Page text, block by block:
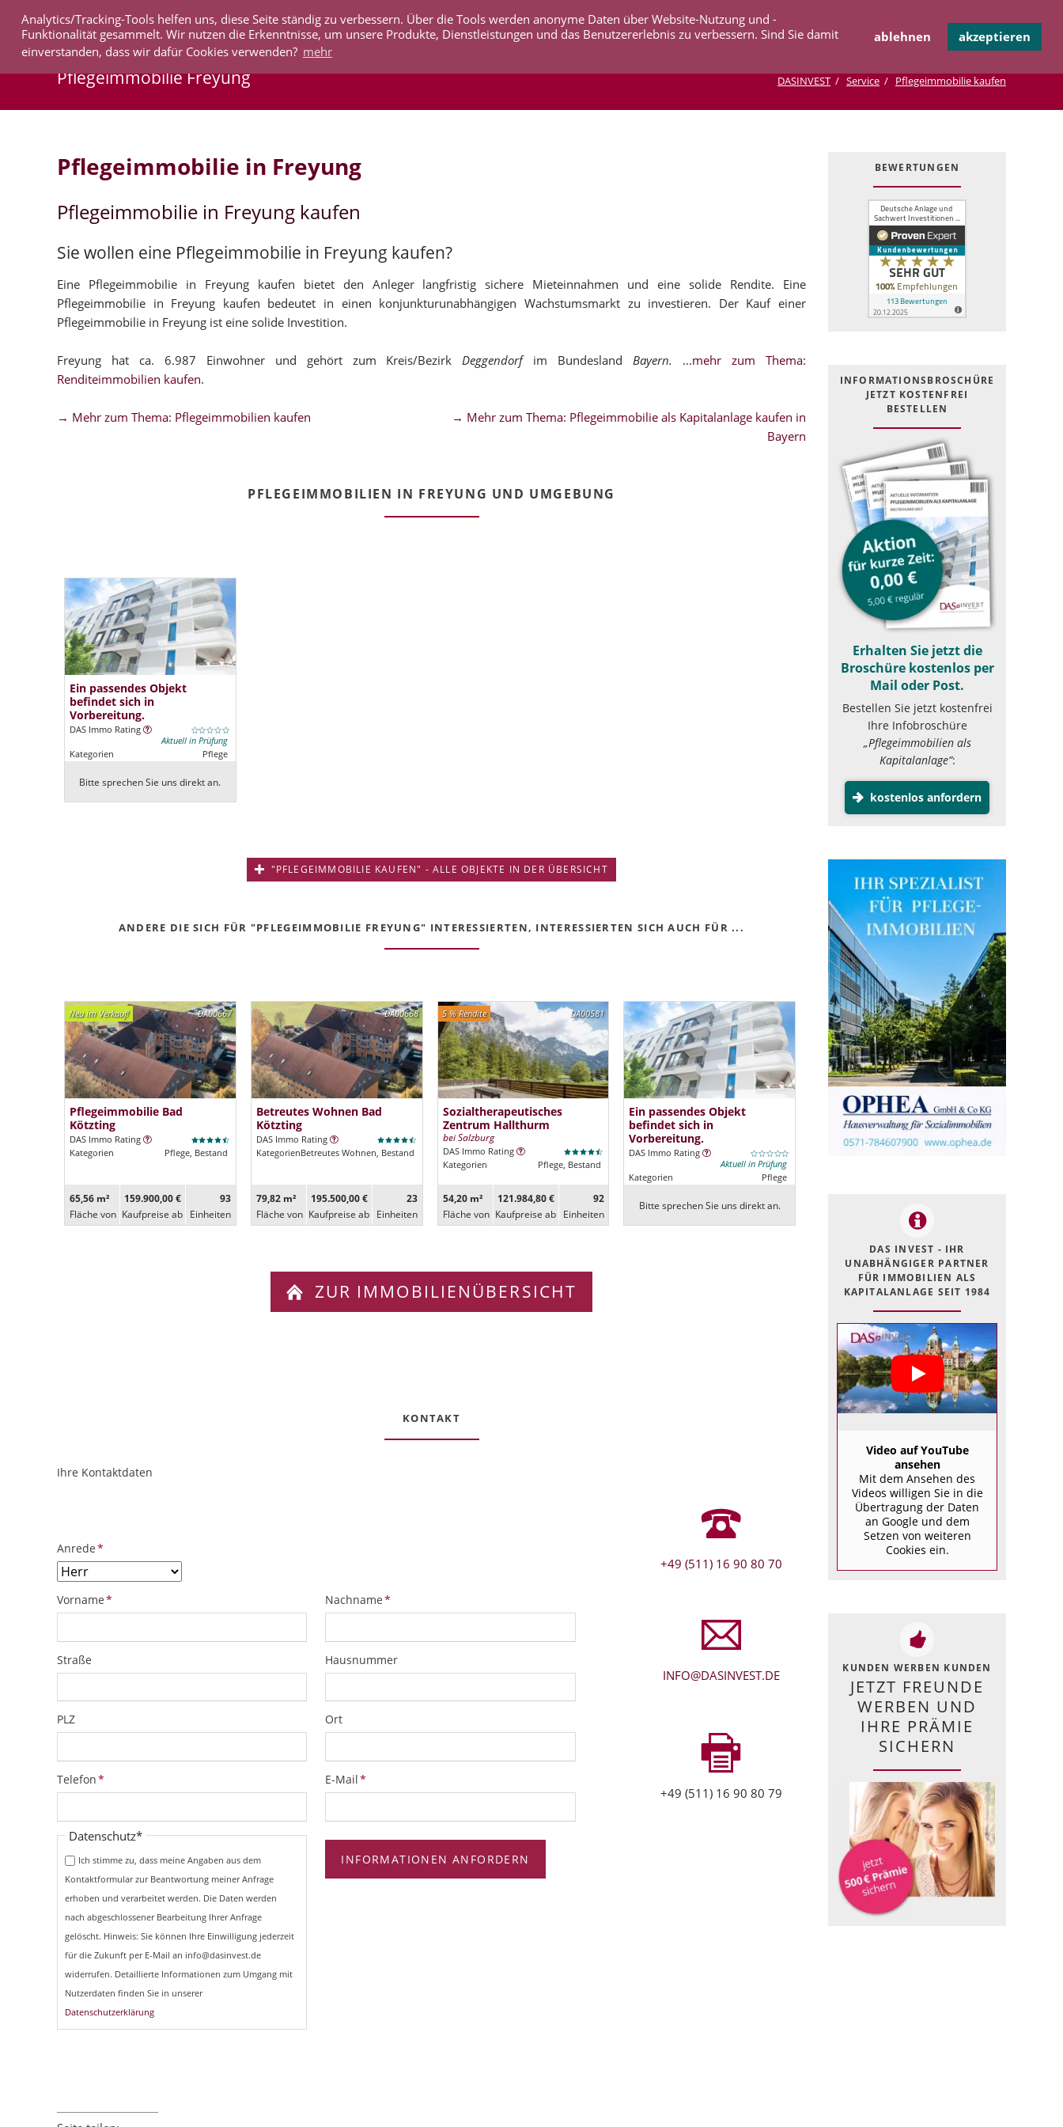
Analytics/Tracking-Tools helfen uns, diese Seite ständig zu verbessern. Über die Tools werden anonyme Daten über Website-Nutzung und -
Funktionalität gesammelt. Wir nutzen die Erkenntnisse, um unsere Produkte, Dienstleistungen und das Benutzererlebnis zu verbessern. Sind Sie damit
einverstanden, dass wir dafür Cookies verwenden? mehr
ablehnen akzeptieren
überspringen
IMMOBILIEN AKTUELLES UNTERNEHMEN SERVICE KOOPERATION KONTAKT
Pflegeimmobilie Freyung DASINVEST Service Pflegeimmobilie kaufen
Pflegeimmobilie in Freyung
Pflegeimmobilie in Freyung kaufen
Sie wollen eine Pflegeimmobilie in Freyung kaufen?
Eine Pflegeimmobilie in Freyung kaufen bietet den Anleger langfristig sichere Mieteinnahmen und eine solide Rendite. Eine
Pflegeimmobilie in Freyung kaufen bedeutet in einen konjunkturunabhängigen Wachstumsmarkt zu investieren. Der Kauf einer
Pflegeimmobilie in Freyung ist eine solide Investition.
Freyung hat ca. 6.987 Einwohner und gehört zum Kreis/BezirkDeggendorfim BundeslandBayern. ...mehr zum Thema:
Renditeimmobilien kaufen.
→ Mehr zum Thema: Pflegeimmobilien kaufen
→ Mehr zum Thema: Pflegeimmobilie als Kapitalanlage kaufen in
Bayern
PFLEGEIMMOBILIEN IN FREYUNG UND UMGEBUNG
Ein passendes Objekt
befindet sich in
Vorbereitung.
DAS Immo Rating
Aktuell in Prüfung
Kategorien
Pflege
Bitte sprechen Sie uns direkt an.
"PFLEGEIMMOBILIE KAUFEN" - ALLE OBJEKTE IN DER ÜBERSICHT
ANDERE DIE SICH FÜR "PFLEGEIMMOBILIE FREYUNG" INTERESSIERTEN, INTERESSIERTEN SICH AUCH FÜR ...
DA00667
Neu im Verkauf!
Pflegeimmobilie Bad
Kötzting
DAS Immo Rating
Kategorien
Pflege, Bestand
65,56 m²
Fläche von
159.900,00 €
Kaufpreise ab
93
Ein­heiten
DA00668
Betreutes Wohnen Bad
Kötzting
DAS Immo Rating
KategorienBetreutes Wohnen, Bestand
79,82 m²
Fläche von
195.500,00 €
Kaufpreise ab
23
Ein­heiten
DA00581
5 % Rendite
Sozialtherapeutisches
Zentrum Hallthurm
bei Salzburg
DAS Immo Rating
Kategorien
Pflege, Bestand
54,20 m²
Fläche von
121.984,80 €
Kaufpreise ab
92
Ein­heiten
Ein passendes Objekt
befindet sich in
Vorbereitung.
DAS Immo Rating
Aktuell in Prüfung
Kategorien
Pflege
Bitte sprechen Sie uns direkt an.
ZUR IMMOBILIENÜBERSICHT
KONTAKT
ObjektPlatzhalter
URL
Ihre Kontaktdaten
Pflichtfeld
Anrede*
Pflichtfeld
Vorname* Pflichtfeld
Nachname*
Straße Hausnummer
PLZ Ort
Pflichtfeld
Telefon* Pflichtfeld
E-Mail*
Pflichtfeld
Datenschutz*
Ich stimme zu, dass meine Angaben aus dem
Kontaktformular zur Beantwortung meiner Anfrage
erhoben und verarbeitet werden. Die Daten werden
nach abgeschlossener Bearbeitung Ihrer Anfrage
gelöscht. Hinweis: Sie können Ihre Einwilligung jederzeit
für die Zukunft per E-Mail an info@dasinvest.de
widerrufen. Detaillierte Informationen zum Umgang mit
Nutzerdaten finden Sie in unserer
Datenschutzerklärung
INFORMATIONEN ANFORDERN
+49 (511) 16 90 80 70
INFO@DASINVEST.DE
+49 (511) 16 90 80 79
BEWERTUNGEN
INFOR­MATIONS­BROSCHÜRE
JETZT KOSTEN­FREI
BESTELLEN
Erhalten Sie jetzt die
Broschüre kostenlos per
Mail oder Post.
Bestellen Sie jetzt kostenfrei
Ihre Infobroschüre
„Pflegeimmobilien als
Kapitalanlage”:
kostenlos anfordern
DAS INVEST - IHR
UNABHÄNGIGER PARTNER
FÜR IMMOBILIEN ALS
KAPITALANLAGE SEIT 1984
Video auf YouTube
ansehen
Mit dem Ansehen des
Videos willigen Sie in die
Übertragung der Daten
an Google und dem
Setzen von weiteren
Cookies ein.
KUNDEN WERBEN KUNDEN
JETZT FREUNDE
WERBEN UND
IHRE PRÄMIE
SICHERN